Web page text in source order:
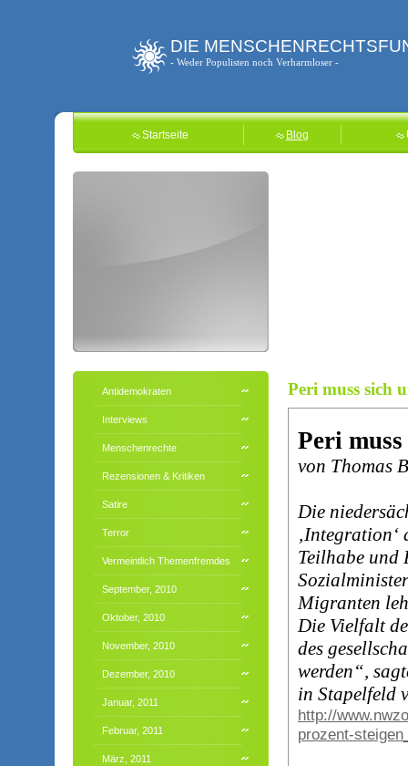
DIE
- Weder Populisten noch Verharmloser -
Startseite Blog
Antidemokraten
Interviews
Menschenrechte
Rezensionen & Kritiken
Satire
Terror
Vermeintlich Themenfremdes
September, 2010
Oktober, 2010
November, 2010
Dezember, 2010
Januar, 2011
Februar, 2011
März, 2011
Peri muss sich
Peri
von Thomas
Die
‚Integration‘
Teilhabe und
Migranten
Die Vielfalt
des
werden“,
in Stapelfeld
http://
prozent-